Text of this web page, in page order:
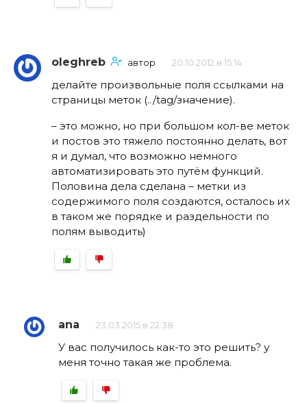
oleghreb автор 20.10.2012 в 15:14
делайте произвольные поля ссылками на
страницы меток (../tag/значение).
– это можно, но при большом кол-ве меток
и постов это тяжело постоянно делать, вот
я и думал, что возможно немного
автоматизировать это путём функций.
Половина дела сделана – метки из
содержимого поля создаются, осталось их
в таком же порядке и раздельности по
полям выводить)
ana 23.03.2015 в 22:38
У вас получилось как-то это решить? у
меня точно такая же проблема.